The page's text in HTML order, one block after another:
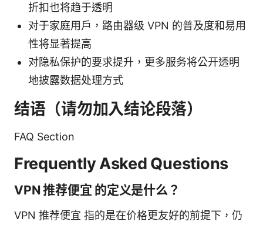
折扣也将趋于透明
对于家庭用户，路由器级 VPN 的普及度和易用
性将显著提高
对隐私保护的要求提升，更多服务将公开透明
地披露数据处理方式
结语（请勿加入结论段落）
FAQ Section
Frequently Asked Questions
VPN 推荐便宜 的定义是什么？
VPN 推荐便宜 指的是在价格更友好的前提下，仍